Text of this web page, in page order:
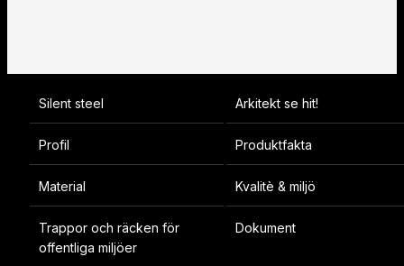
Silent steel Arkitekt se hit!
Profil Produktfakta
Material Kvalitè & miljö
Trappor och räcken för
offentliga miljöer
Dokument